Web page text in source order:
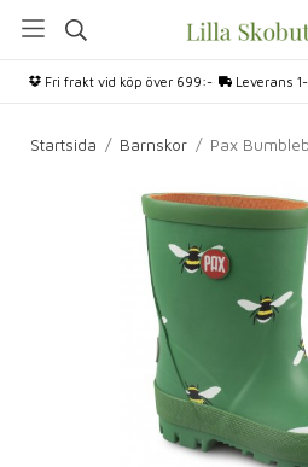
Fri frakt vid köp över 699:- Leverans
Startsida / Barnskor / Pax